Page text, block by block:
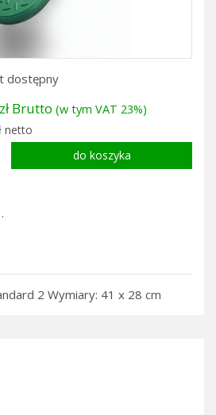
dostępny
Brutto (w tym VAT 23%)
netto
2 Wymiary: 41 x 28 cm